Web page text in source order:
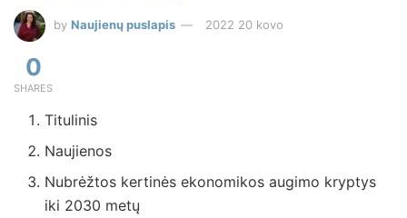
by Naujienų puslapis 2022 20 kovo
0
SHARES
Titulinis
Naujienos
Nubrėžtos kertinės ekonomikos augimo kryptys
iki 2030 metų